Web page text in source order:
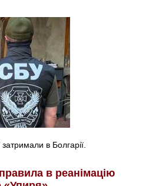
затримали в Болгарії.
в реанімацію